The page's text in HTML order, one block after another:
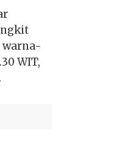
warna-
WIT,